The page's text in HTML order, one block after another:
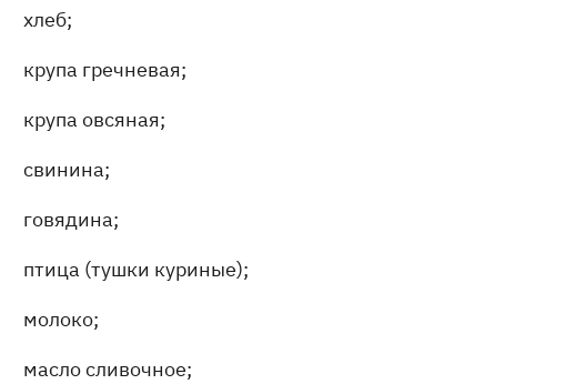
хлеб;
крупа гречневая;
крупа овсяная;
свинина;
говядина;
птица (тушки куриные);
молоко;
масло сливочное;